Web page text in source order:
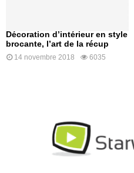
Décoration d’intérieur en style
brocante, l’art de la récup
14 novembre 2018 6035